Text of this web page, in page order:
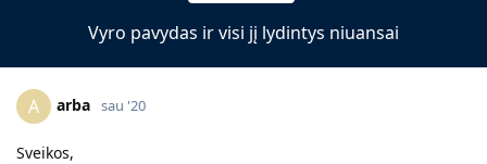
Vyro pavydas ir visi jį lydintys niuansai
A arba sau '20
Sveikos,